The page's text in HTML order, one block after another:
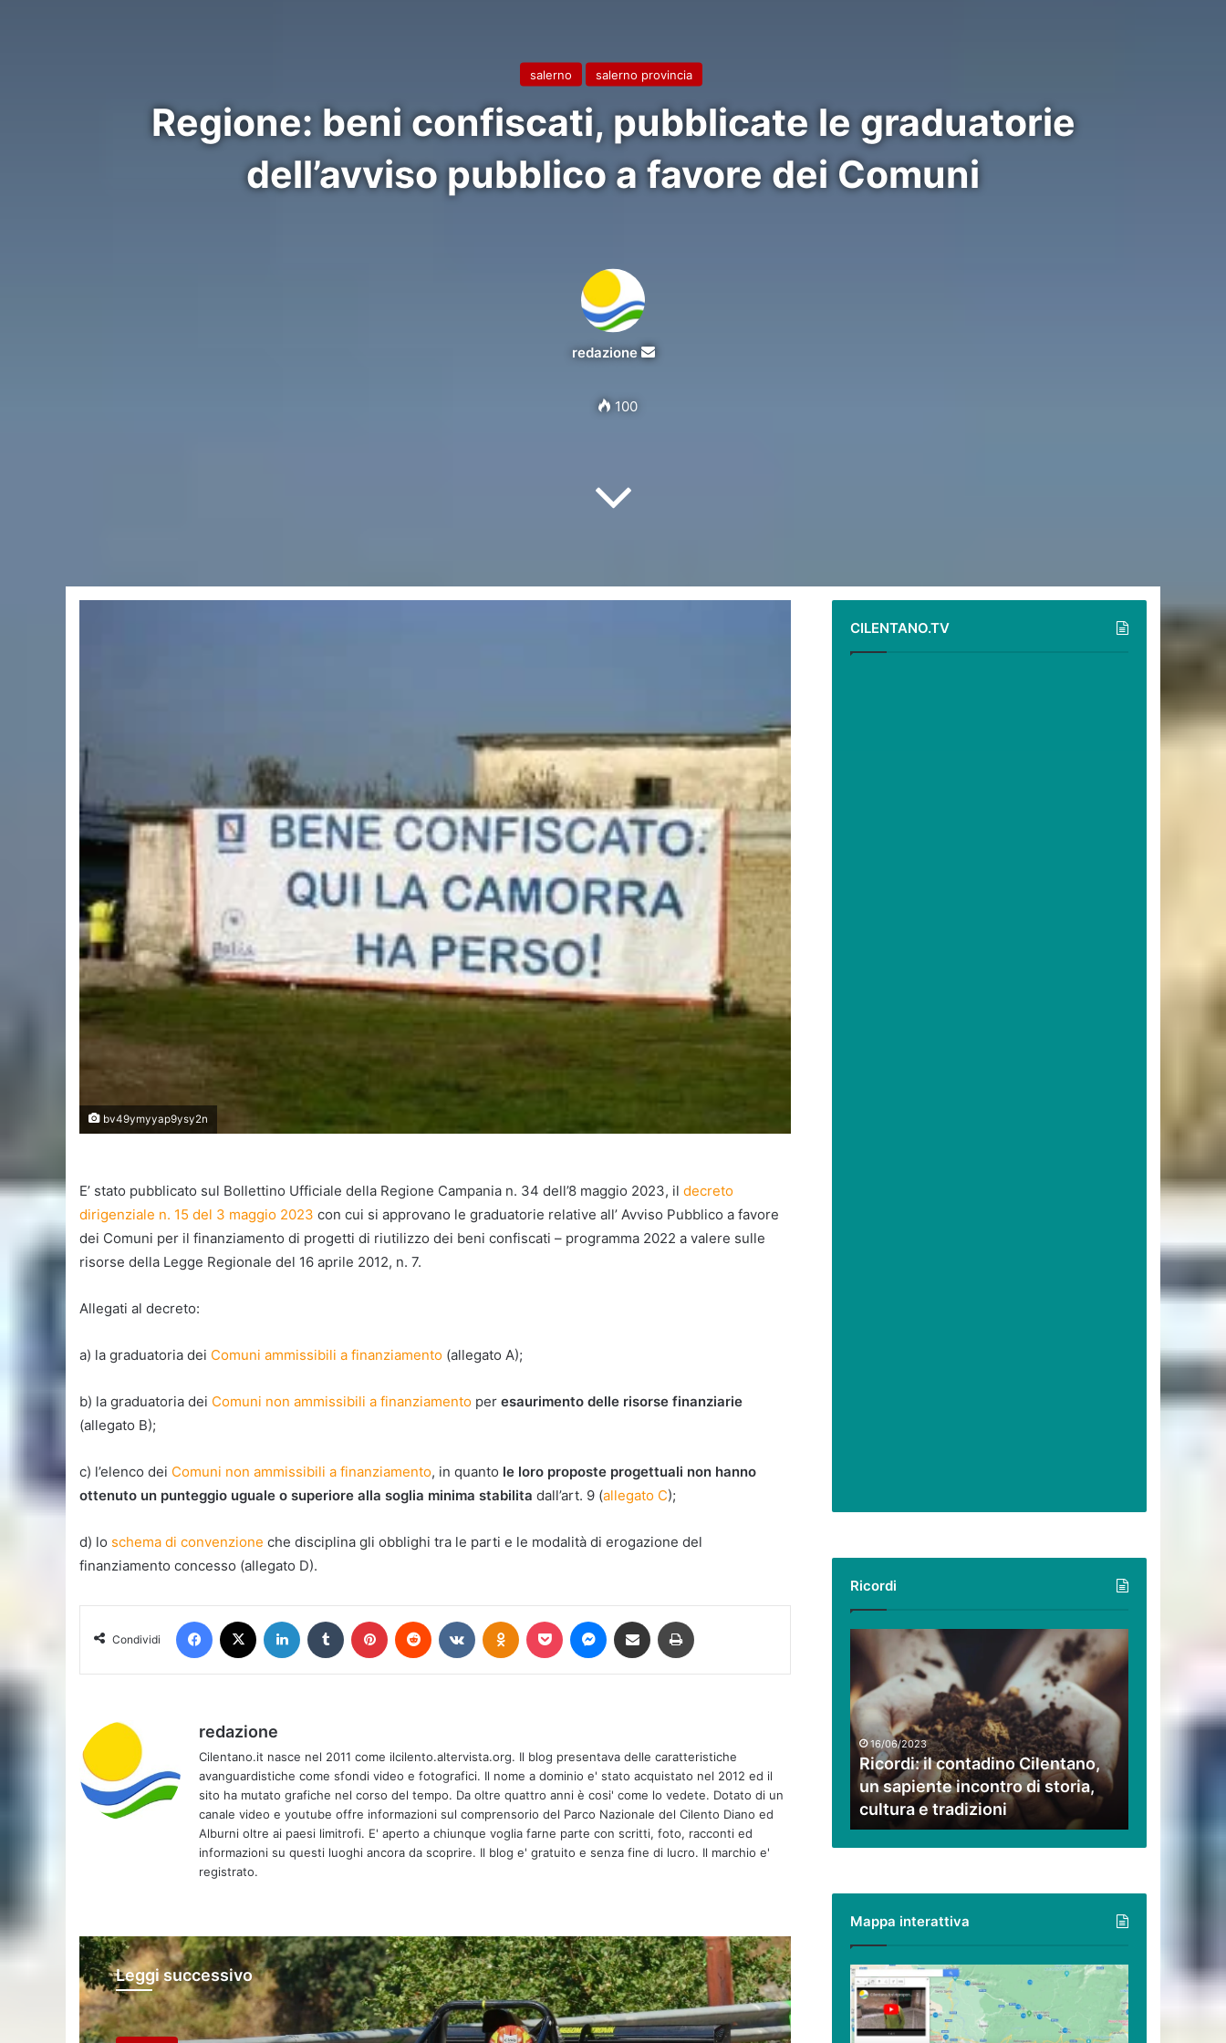
salerno salerno provincia
Regione: beni confiscati, pubblicate le graduatorie
dell’avviso pubblico a favore dei Comuni
redazione
Invia
100
bv49ymyyap9ysy2n
E’ stato pubblicato sul Bollettino Ufficiale della Regione Campania n. 34 dell’8 maggio 2023, il decreto
dirigenziale n. 15 del 3 maggio 2023 con cui si approvano le graduatorie relative all’ Avviso Pubblico a favore
dei Comuni per il finanziamento di progetti di riutilizzo dei beni confiscati – programma 2022 a valere sulle
risorse della Legge Regionale del 16 aprile 2012, n. 7.
Allegati al decreto:
a) la graduatoria dei Comuni ammissibili a finanziamento (allegato A);
b) la graduatoria dei Comuni non ammissibili a finanziamento per esaurimento delle risorse finanziarie
(allegato B);
c) l’elenco dei Comuni non ammissibili a finanziamento, in quanto le loro proposte progettuali non hanno
ottenuto un punteggio uguale o superiore alla soglia minima stabilita dall’art. 9 (allegato C);
d) lo schema di convenzione che disciplina gli obblighi tra le parti e le modalità di erogazione del
finanziamento concesso (allegato D).
Condividi
Facebook LinkedIn Tumblr Pinterest Reddit VKontakteOdnoklassniki
Pocket Messenger
Condividi via mail
redazione
Cilentano.it nasce nel 2011 come ilcilento.altervista.org. Il blog presentava delle caratteristiche
avanguardistiche come sfondi video e fotografici. Il nome a dominio e' stato acquistato nel 2012 ed il
sito ha mutato grafiche nel corso del tempo. Da oltre quattro anni è cosi' come lo vedete. Dotato di un
canale video e youtube offre informazioni sul comprensorio del Parco Nazionale del Cilento Diano ed
Alburni oltre ai paesi limitrofi. E' aperto a chiunque voglia farne parte con scritti, foto, racconti ed
informazioni su questi luoghi ancora da scoprire. Il blog e' gratuito e senza fine di lucro. Il marchio e'
registrato.
Leggi successivo
Salerno
Premio Fabula 2026, il manifesto della
XVI edizione: “Fuori dal mondo” è il
tema dell’anno
L’Art Camp all’HUB della Creatività e
della Comunicazione di Arbostella
CILENTANO.TV
Ricordi
Ricordi:
contadino
Cilentano,
un
sapiente
incontro
di
storia,
cultura
e
tradizioni
16/06/2023
Ricordi: il contadino Cilentano,
un sapiente incontro di storia,
cultura e tradizioni
Mappa interattiva
Cilento,
Vallo
di
Diano